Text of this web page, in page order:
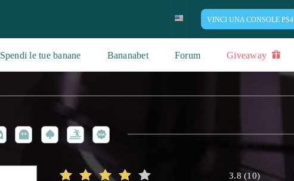
VINCI UNA CONSOLE PS4
Spendi le tue banane Bananabet Forum Giveaway
3.8 (10)